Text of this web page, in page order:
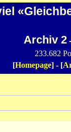
Archiv 2
233.682
[Homepage] - [